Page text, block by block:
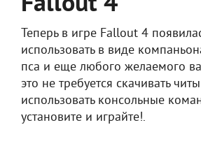
Теперь в игре Fallout 4
использовать в виде
пса и еще любого желаемого
это не требуется скачивать
использовать консольные
установите и играйте!.